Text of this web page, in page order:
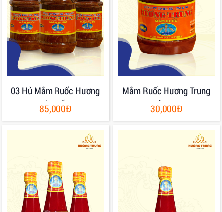
03 Hủ Mắm Ruốc Hương
Trung Pha Sẵn 400gr
85,000Đ
Mắm Ruốc Hương Trung
Hủ 400g
30,000Đ